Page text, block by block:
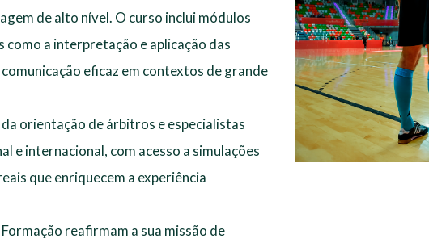
de alto nível. O curso inclui módulos
como a interpretação e aplicação das
eficaz em contextos de grande
orientação de árbitros e especialistas
e internacional, com acesso a simulações
que enriquecem a experiência
reafirmam a sua missão de